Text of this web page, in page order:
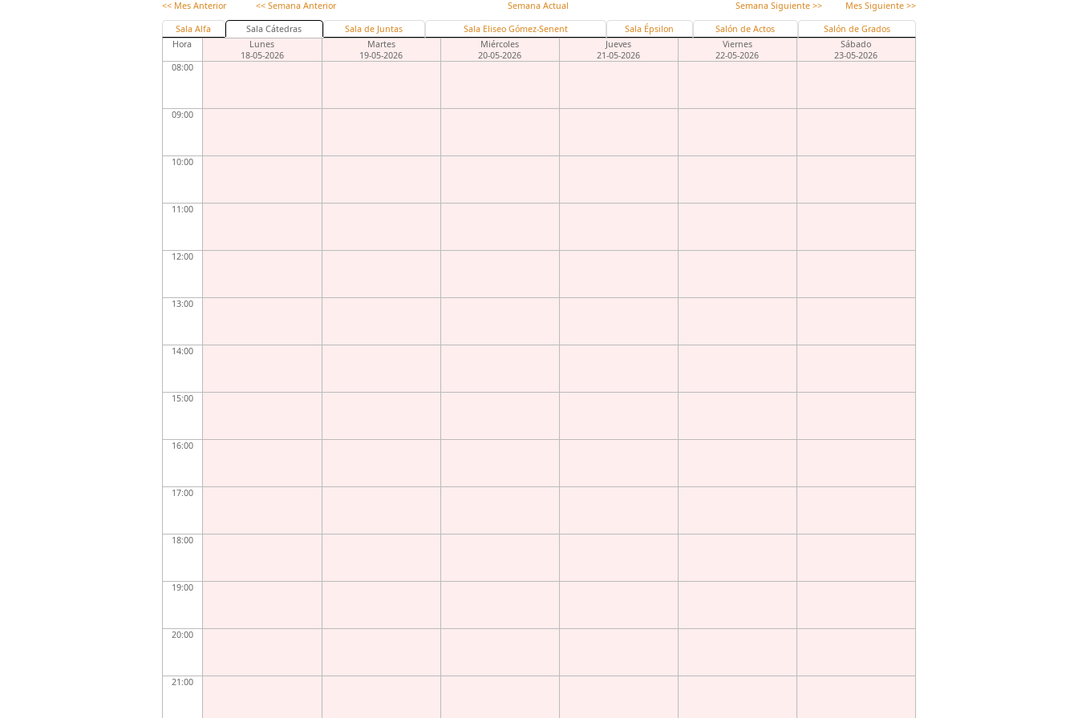
<< Mes Anterior << Semana Anterior Semana Actual Semana Siguiente >> Mes Siguiente >>
Sala Alfa Sala Cátedras Sala de Juntas Sala Eliseo Gómez-Senent Sala Épsilon Salón de Actos
Salón de Grados
Hora
Lunes
18-05-2026
Martes
19-05-2026
Miércoles
20-05-2026
Jueves
21-05-2026
Viernes
22-05-2026
Sábado
23-05-2026
08:00
09:00
10:00
11:00
12:00
13:00
14:00
15:00
16:00
17:00
18:00
19:00
20:00
21:00